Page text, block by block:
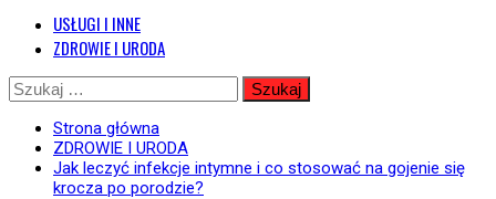
Menu
główne
USŁUGI I INNE
ZDROWIE I URODA
Przejdź
do
treści
Szukaj:
Strona główna
ZDROWIE I URODA
Jak leczyć infekcje intymne i co stosować na gojenie się
krocza po porodzie?